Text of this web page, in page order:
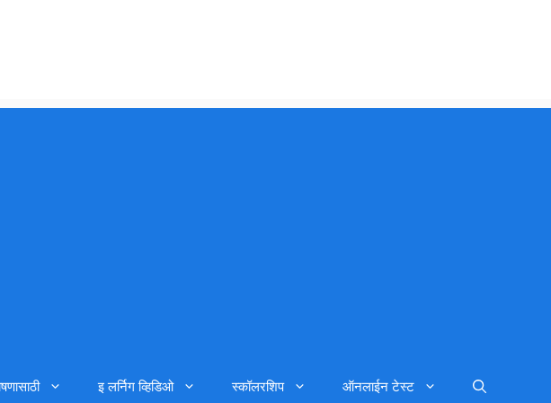
इ लर्निग व्हिडिओ स्कॉलरशिप ऑनलाईन टेस्ट